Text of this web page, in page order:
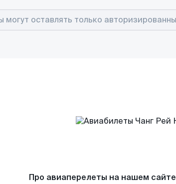
Про авиаперелеты на нашем сайте